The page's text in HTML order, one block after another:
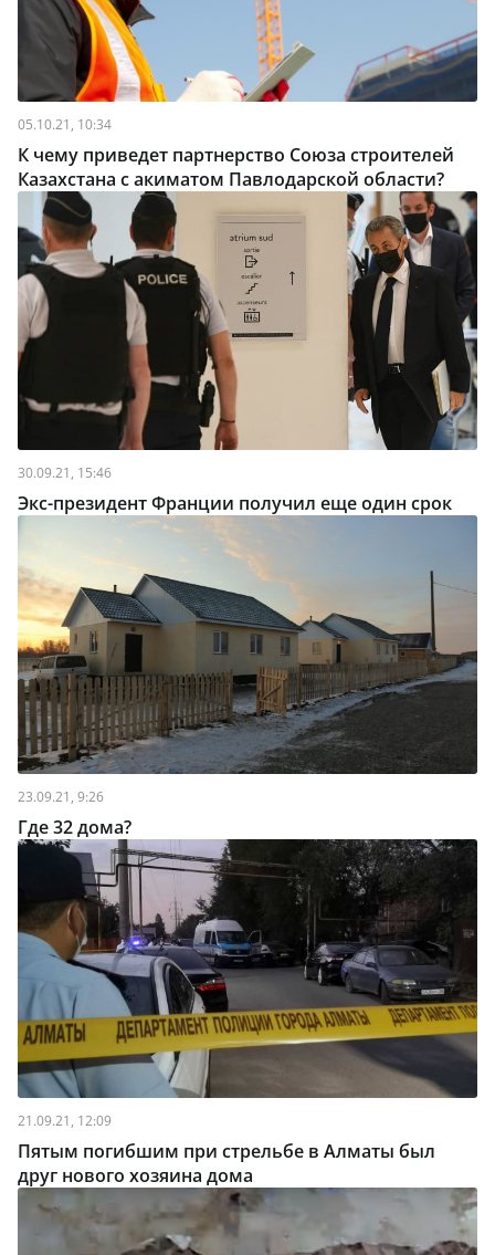
05.10.21, 10:34
К чему приведет партнерство Союза строителей
Казахстана с акиматом Павлодарской области?
30.09.21, 15:46
Экс-президент Франции получил еще один срок
23.09.21, 9:26
Где 32 дома?
21.09.21, 12:09
Пятым погибшим при стрельбе в Алматы был
друг нового хозяина дома